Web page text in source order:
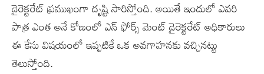
డైరెక్టరేట్ ప్రముఖంగా దృష్టి సారిస్తోంది. అయితే ఇందులో ఎవరి
పాత్ర ఎంత అనే కోణంలో ఎన్ ఫోర్స్ మెంట్ డైరెక్టరేట్ అధికారులు
ఈ కేసు విషయంలో ఇప్పటికే ఒక అవగాహనకు వచ్చినట్టు
తెలుస్తోంది.